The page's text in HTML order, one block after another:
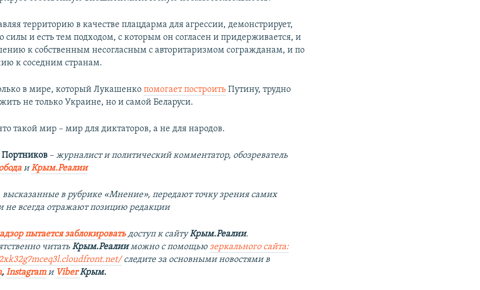
территорию в качестве плацдарма для агрессии, демонстрирует,
силы и есть тем подходом, с которым он согласен и придерживается, и
к собственным несогласным с авторитаризмом согражданам, и по
к соседним странам.
в мире, который Лукашенкопомогает построить Путину, трудно
не только Украине, но и самой Беларуси.
такой мир – мир для диктаторов, а не для народов.
– журналист и политический комментатор, обозреватель
иКрым.Реалии
высказанные в рубрике «Мнение», передают точку зрения самих
не всегда отражают позицию редакции
пытается заблокировать доступ к сайтуКрым.Реалии.
читатьКрым.Реалииможно с помощьюзеркального сайта:
следите за основными новостями в
,Instagramи Viber Крым.